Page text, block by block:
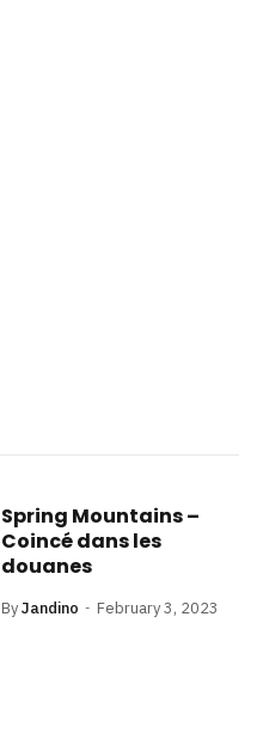
Spring Mountains –
Coincé dans les
douanes
ByJandino February 3, 2023